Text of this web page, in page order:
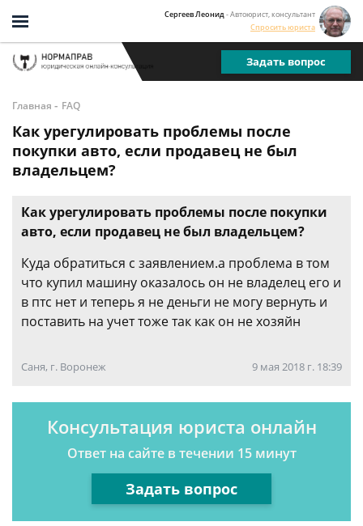
Сергеев Леонид - Автоюрист, консультант
Спросить юриста
Задать вопрос
Главная - FAQ
Как урегулировать проблемы после
покупки авто, если продавец не был
владельцем?
Как урегулировать проблемы после покупки
авто, если продавец не был владельцем?
Куда обратиться с заявлением.а проблема в том
что купил машину оказалось он не владелец его и
в птс нет и теперь я не деньги не могу вернуть и
поставить на учет тоже так как он не хозяйн
Саня, г. Воронеж 9 мая 2018 г. 18:39
Консультация юриста онлайн
Ответ на сайте в течении 15 минут
Задать вопрос